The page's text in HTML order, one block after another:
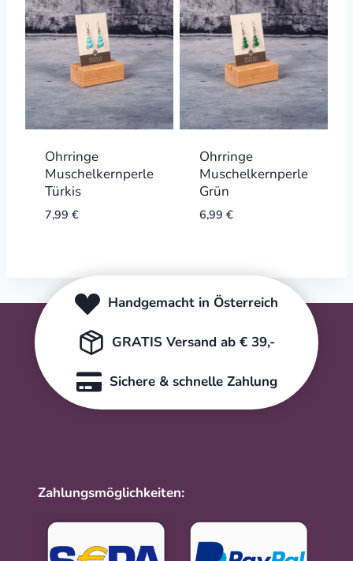
Ohrringe
Muschelkernperle
Türkis
7,99 €
Ohrringe
Muschelkernperle
Grün
6,99 €
Handgemacht in Österreich
GRATIS Versand ab € 39,-
Sichere & schnelle Zahlung
Zahlungsmöglichkeiten: